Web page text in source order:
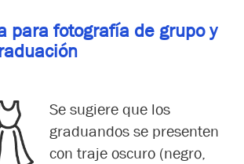
para fotografía de grupo y
Se sugiere que los
graduandos se presenten
con traje oscuro (negro,